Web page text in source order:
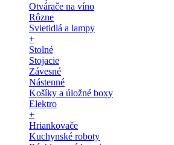
Otvárače na víno
Rôzne
Svietidlá a lampy
+
Stolné
Stojacie
Závesné
Nástenné
Košíky a úložné boxy
Elektro
+
Hriankovače
Kuchynské roboty